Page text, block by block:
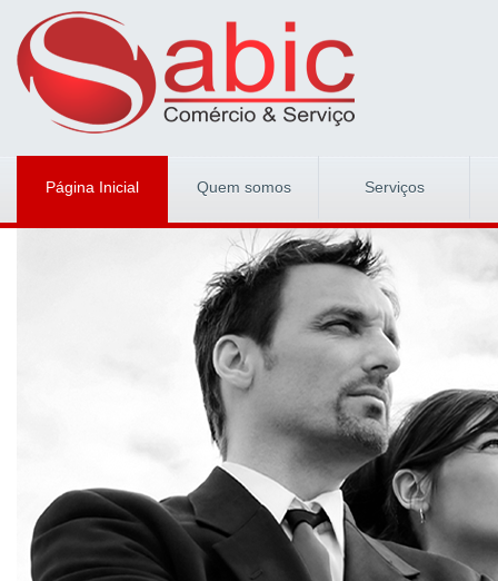
Página Inicial Quem somos Serviços